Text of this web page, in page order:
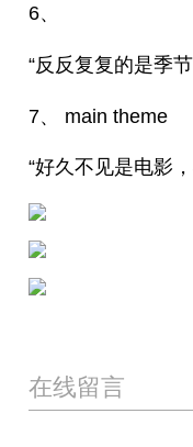
6、
“反反复复的是季
7、 main theme
“好久不见是电影
在线留言